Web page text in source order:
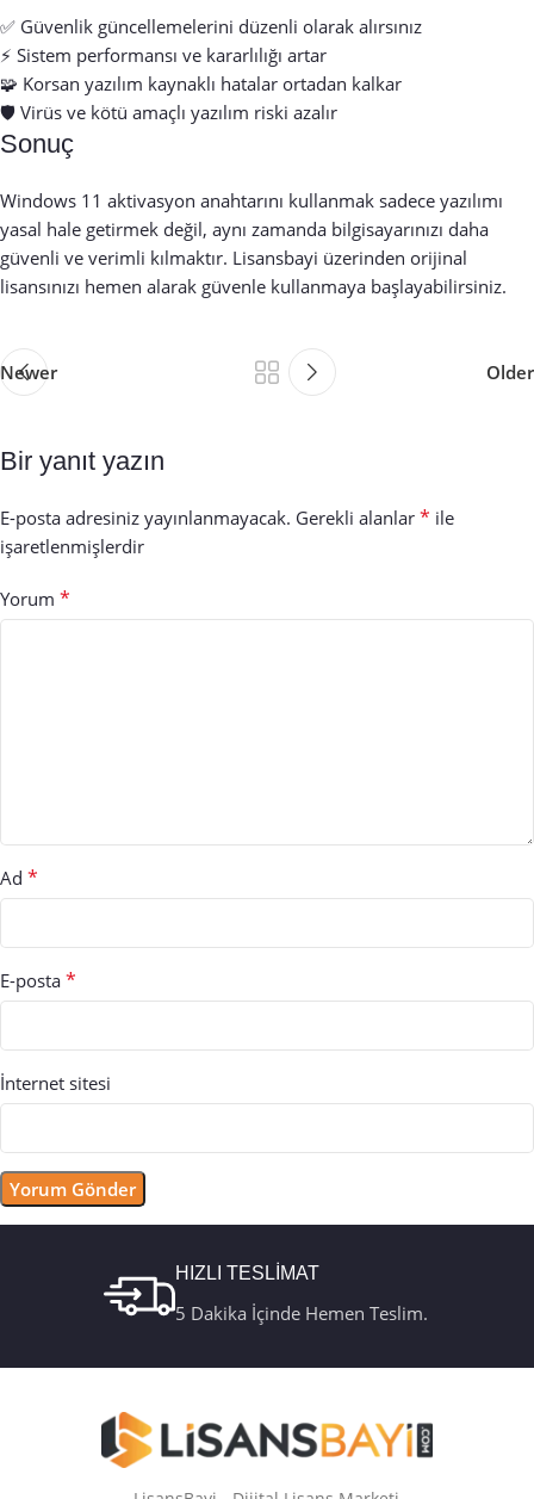
✅ Güvenlik güncellemelerini düzenli olarak alırsınız
⚡ Sistem performansı ve kararlılığı artar
🧩 Korsan yazılım kaynaklı hatalar ortadan kalkar
🛡️ Virüs ve kötü amaçlı yazılım riski azalır
Sonuç
Windows 11 aktivasyon anahtarını kullanmak sadece yazılımı
yasal hale getirmek değil, aynı zamanda bilgisayarınızı daha
güvenli ve verimli kılmaktır. Lisansbayi üzerinden orijinal
lisansınızı hemen alarak güvenle kullanmaya başlayabilirsiniz.
Newer Older
Bir yanıt yazın
E-posta adresiniz yayınlanmayacak. Gerekli alanlar * ile
işaretlenmişlerdir
Yorum *
Ad *
E-posta *
İnternet sitesi
HIZLI TESLİMAT
5 Dakika İçinde Hemen Teslim.